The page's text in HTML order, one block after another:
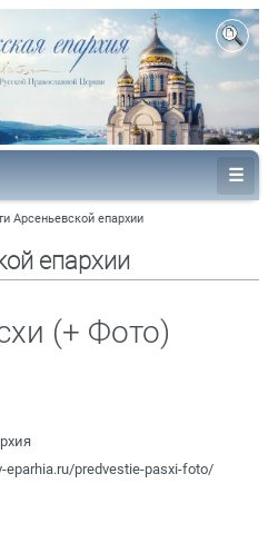
Арсеньевской епархии
епархии
(+ Фото)
eparhia.ru/predvestie-pasxi-foto/